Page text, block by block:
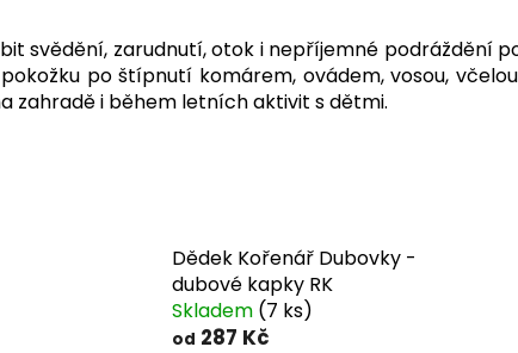
svědění, zarudnutí, otok i nepříjemné podráždění
po štípnutí komárem, ovádem, vosou,
zahradě i během letních aktivit s dětmi.
Dědek Kořenář Dubovky -
dubové kapky RK
Skladem (7 ks)
od 287 Kč